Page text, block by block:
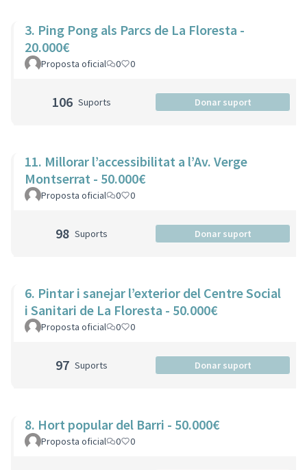
3. Ping Pong als Parcs de La Floresta -
20.000€
Proposta oficial 0 0
106 Suports Donar suport
11. Millorar l’accessibilitat a l’Av. Verge
Montserrat - 50.000€
Proposta oficial 0 0
98 Suports Donar suport
6. Pintar i sanejar l’exterior del Centre Social
i Sanitari de La Floresta - 50.000€
Proposta oficial 0 0
97 Suports Donar suport
8. Hort popular del Barri - 50.000€
Proposta oficial 0 0